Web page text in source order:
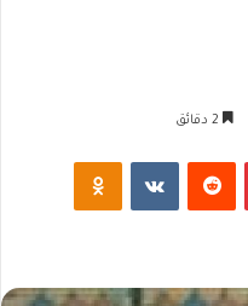
بينتيريست